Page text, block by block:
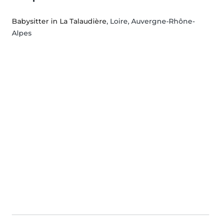
Babysitter in La Talaudière, Loire, Auvergne-Rhône-
Alpes